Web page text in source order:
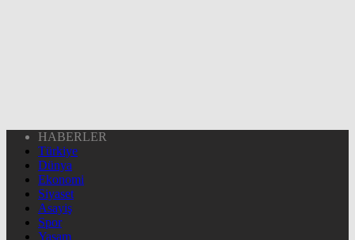
HABERLER
Türkiye
Dünya
Ekonomi
Siyaset
Asayiş
Spor
Yaşam